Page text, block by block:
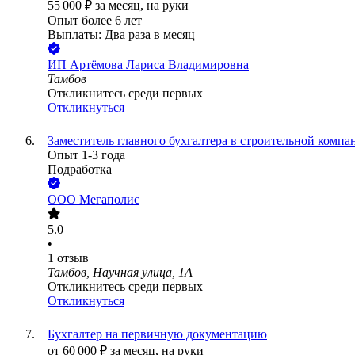
55 000 ₽ за месяц, на руки
Опыт более 6 лет
Выплаты: Два раза в месяц
ИП Артёмова Лариса Владимировна
Тамбов
Откликнитесь среди первых
Откликнуться
Заместитель главного бухгалтера в строительной
Опыт 1-3 года
Подработка
ООО Мегаполис
5.0
•
1 отзыв
Тамбов, Научная улица, 1А
Откликнитесь среди первых
Откликнуться
Бухгалтер на первичную документацию
от 60 000 ₽ за месяц, на руки